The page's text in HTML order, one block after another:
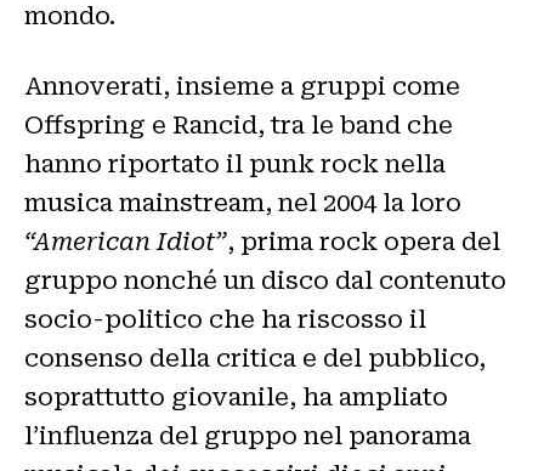
mondo.
Annoverati, insieme a gruppi come
Offspring e Rancid, tra le band che
hanno riportato il punk rock nella
musica mainstream, nel 2004 la loro
“American Idiot”, prima rock opera del
gruppo nonché un disco dal contenuto
socio-politico che ha riscosso il
consenso della critica e del pubblico,
soprattutto giovanile, ha ampliato
l’influenza del gruppo nel panorama